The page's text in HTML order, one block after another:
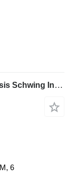
XCMG High Quality 2019 62 M på chassis Schwing In Stock
6